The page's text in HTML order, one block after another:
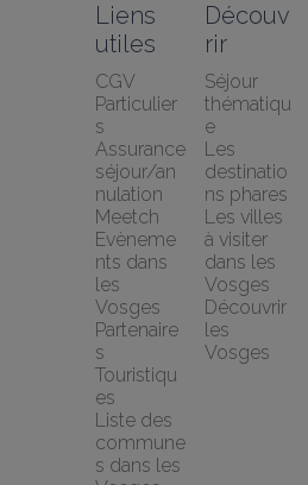
Liens
utiles
CGV
Particulier
s
Assurance
séjour/an
nulation
Meetch
Evèneme
nts dans
les
Vosges
Partenaire
s
Touristiqu
es
Liste des
commune
s dans les
Découv
rir
Séjour
thématiqu
e
Les
destinatio
ns phares
Les villes
à visiter
dans les
Vosges
Découvrir
les
Vosges